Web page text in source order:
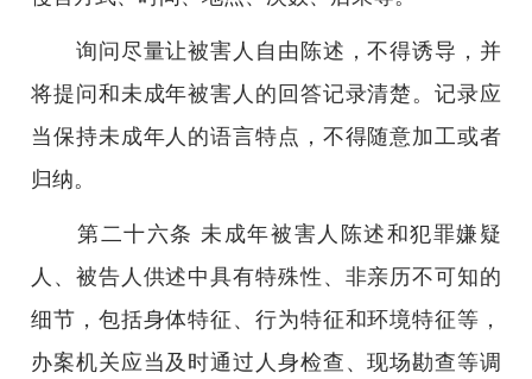
询问尽量让被害人自由陈述，不得诱导，并
将提问和未成年被害人的回答记录清楚。记录应
当保持未成年人的语言特点，不得随意加工或者
归纳。
第二十六条 未成年被害人陈述和犯罪嫌疑
人、被告人供述中具有特殊性、非亲历不可知的
细节，包括身体特征、行为特征和环境特征等，
办案机关应当及时通过人身检查、现场勘查等调